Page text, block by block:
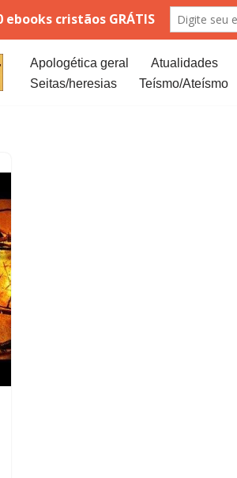
Apologética geral Atualidades
Seitas/heresias
Teísmo/Ateísmo